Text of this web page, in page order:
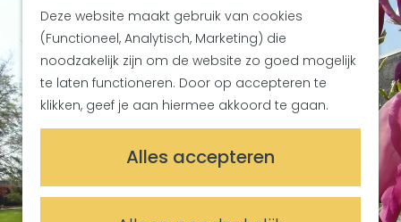
Deze website maakt gebruik van cookies
(Functioneel, Analytisch, Marketing) die
noodzakelijk zijn om de website zo goed mogelijk
te laten functioneren. Door op accepteren te
klikken, geef je aan hiermee akkoord te gaan.
Alles accepteren
r
d
e
h
o
m
e
p
t e
n u
In de omgeving
Plan je bezoek
Bereikbaarheid
Overnachten
Plan op de kaart
Meetings & Events